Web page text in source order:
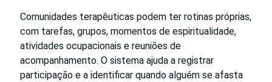
Comunidades terapêuticas podem ter rotinas próprias,
com tarefas, grupos, momentos de espiritualidade,
atividades ocupacionais e reuniões de
acompanhamento. O sistema ajuda a registrar
participação e a identificar quando alguém se afasta